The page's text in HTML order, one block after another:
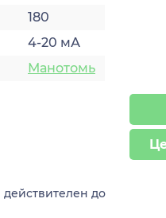
180
4-20 мА
Манотомь
действителен до